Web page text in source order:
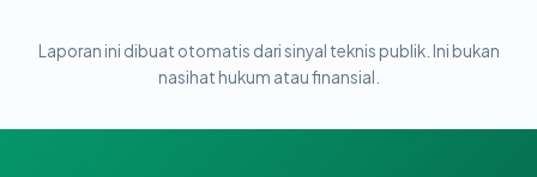
Laporan ini dibuat otomatis dari sinyal teknis publik. Ini bukan
nasihat hukum atau finansial.